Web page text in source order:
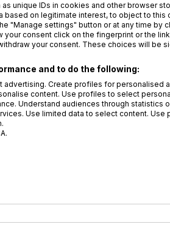
2026Michal Orviský
soud přiznal
společnosti
ve výši 500
světa Pokuta GDPR Osobní
data
unique IDs in cookies and other browser
on legitimate interest, to object to this
"Manage settings" button or at any time by
consent click on the fingerprint or the
your consent. These choices will be
and to do the following:
Create profiles for personalised
content. Use profiles to select
Understand audiences through statistics
Use limited data to select content. Use